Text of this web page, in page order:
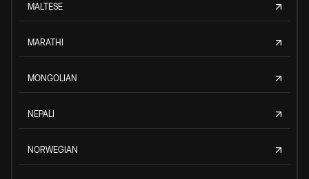
MALTESE
MARATHI
MONGOLIAN
NEPALI
NORWEGIAN